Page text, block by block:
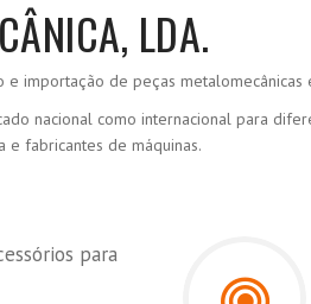
LDA.
importação de peças metalomecânicas
nacional como internacional para
e fabricantes de máquinas.
para